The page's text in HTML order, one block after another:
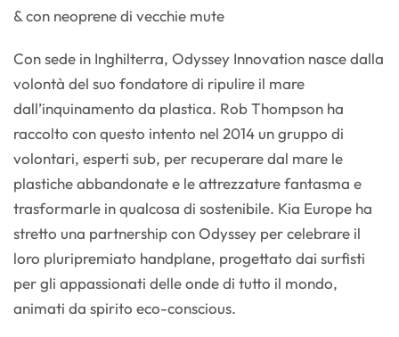
& con neoprene di vecchie mute
Con sede in Inghilterra, Odyssey Innovation nasce dalla
volontà del suo fondatore di ripulire il mare
dall’inquinamento da plastica. Rob Thompson ha
raccolto con questo intento nel 2014 un gruppo di
volontari, esperti sub, per recuperare dal mare le
plastiche abbandonate e le attrezzature fantasma e
trasformarle in qualcosa di sostenibile. Kia Europe ha
stretto una partnership con Odyssey per celebrare il
loro pluripremiato handplane, progettato dai surfisti
per gli appassionati delle onde di tutto il mondo,
animati da spirito eco-conscious.